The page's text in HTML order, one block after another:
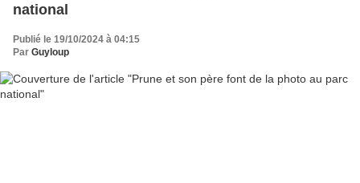
national
Publié le 19/10/2024 à 04:15
Par Guyloup